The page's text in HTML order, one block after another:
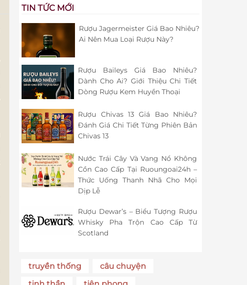
TIN TỨC MỚI
Rượu Jagermeister Giá Bao Nhiêu?
Ai Nên Mua Loại Rượu Này?
Rượu Baileys Giá Bao Nhiêu?
Dành Cho Ai? Giới Thiệu Chi Tiết
Dòng Rượu Kem Huyền Thoại
Rượu Chivas 13 Giá Bao Nhiêu?
Đánh Giá Chi Tiết Từng Phiên Bản
Chivas 13
Nước Trái Cây Và Vang Nổ Không
Cồn Cao Cấp Tại Ruoungoai24h –
Thức Uống Thanh Nhã Cho Mọi
Dịp Lễ
Rượu Dewar’s – Biểu Tượng Rượu
Whisky Pha Trộn Cao Cấp Từ
Scotland
truyền thống
câu chuyện